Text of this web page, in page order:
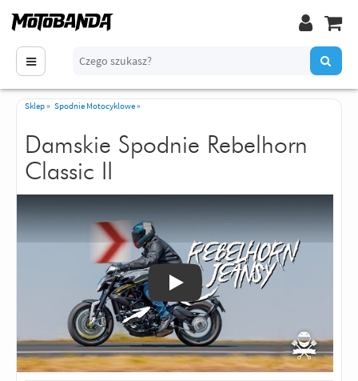
Sklep» Spodnie Motocyklowe»
Damskie Spodnie Rebelhorn
Classic II
Odtwórz